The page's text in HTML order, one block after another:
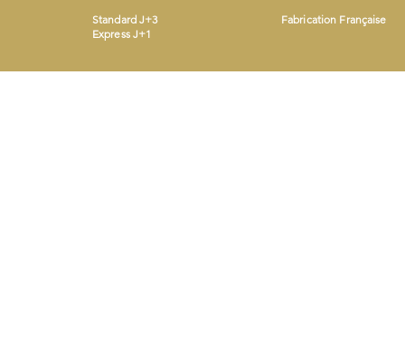
Standard J+3
Express J+1
Fabrication Française